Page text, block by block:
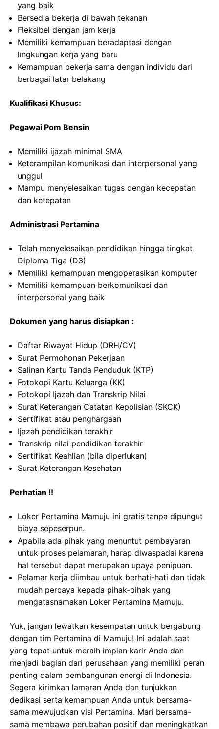
yang baik
Bersedia bekerja di bawah tekanan
Fleksibel dengan jam kerja
Memiliki kemampuan beradaptasi dengan
lingkungan kerja yang baru
Kemampuan bekerja sama dengan individu dari
berbagai latar belakang
Kualifikasi Khusus:
Pegawai Pom Bensin
Memiliki ijazah minimal SMA
Keterampilan komunikasi dan interpersonal yang
unggul
Mampu menyelesaikan tugas dengan kecepatan
dan ketepatan
Administrasi Pertamina
Telah menyelesaikan pendidikan hingga tingkat
Diploma Tiga (D3)
Memiliki kemampuan mengoperasikan komputer
Memiliki kemampuan berkomunikasi dan
interpersonal yang baik
Dokumen yang harus disiapkan :
Daftar Riwayat Hidup (DRH/CV)
Surat Permohonan Pekerjaan
Salinan Kartu Tanda Penduduk (KTP)
Fotokopi Kartu Keluarga (KK)
Fotokopi Ijazah dan Transkrip Nilai
Surat Keterangan Catatan Kepolisian (SKCK)
Sertifikat atau penghargaan
Ijazah pendidikan terakhir
Transkrip nilai pendidikan terakhir
Sertifikat Keahlian (bila diperlukan)
Surat Keterangan Kesehatan
Perhatian !!
Loker Pertamina Mamuju ini gratis tanpa dipungut
biaya sepeserpun.
Apabila ada pihak yang menuntut pembayaran
untuk proses pelamaran, harap diwaspadai karena
hal tersebut dapat merupakan upaya penipuan.
Pelamar kerja diimbau untuk berhati-hati dan tidak
mudah percaya kepada pihak-pihak yang
mengatasnamakan Loker Pertamina Mamuju.
Yuk, jangan lewatkan kesempatan untuk bergabung
dengan tim Pertamina di Mamuju! Ini adalah saat
yang tepat untuk meraih impian karir Anda dan
menjadi bagian dari perusahaan yang memiliki peran
penting dalam pembangunan energi di Indonesia.
Segera kirimkan lamaran Anda dan tunjukkan
dedikasi serta kemampuan Anda untuk bersama-
sama mewujudkan visi Pertamina. Mari bersama-
sama membawa perubahan positif dan meningkatkan